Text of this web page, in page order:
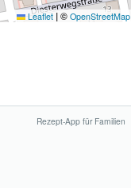
Leaflet |© OpenStreetMap
Rezept-App für Familien